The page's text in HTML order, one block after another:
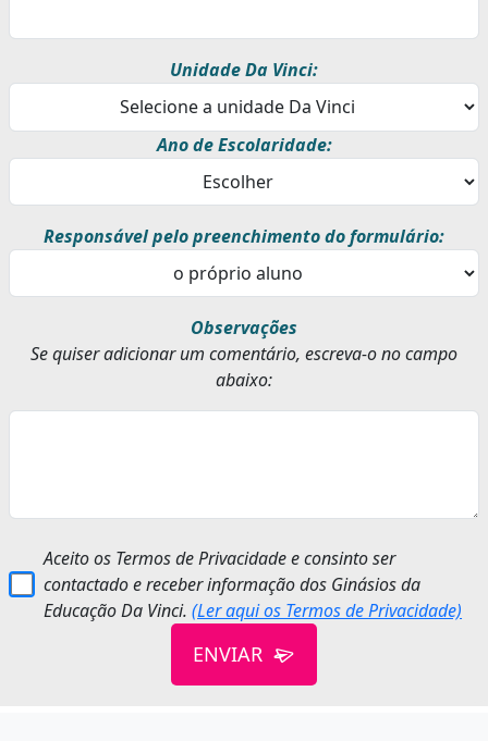
Unidade Da Vinci:
Ano de Escolaridade:
Responsável pelo preenchimento do formulário:
Observações
Se quiser adicionar um comentário, escreva-o no campo
abaixo:
Aceito os Termos de Privacidade e consinto ser
contactado e receber informação dos Ginásios da
Educação Da Vinci.(Ler aqui os Termos de Privacidade)
ENVIAR